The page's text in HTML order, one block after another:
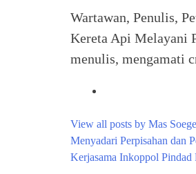
Wartawan, Penulis,
Kereta Api Melayani
menulis, mengamati
View all posts by Mas
Post
navigation
Menyadari Perpisahan dan
Kerjasama Inkoppol